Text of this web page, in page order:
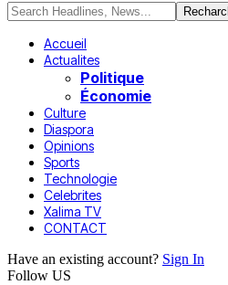
Accueil
Actualites
Politique
Économie
Culture
Diaspora
Opinions
Sports
Technologie
Celebrites
Xalima TV
CONTACT
Have an existing account? Sign In
Follow US